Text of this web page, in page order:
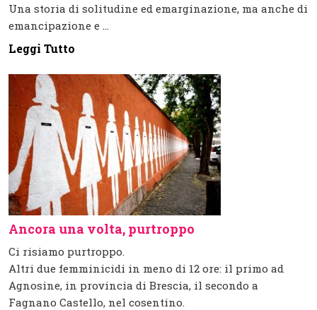
Una storia di solitudine ed emarginazione, ma anche di
emancipazione e ...
Leggi Tutto
Ancora una volta, purtroppo
Ci risiamo purtroppo.
Altri due femminicidi in meno di 12 ore: il primo ad
Agnosine, in provincia di Brescia, il secondo a
Fagnano Castello, nel cosentino.